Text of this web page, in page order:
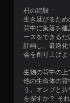
村の建設
生き延びるた
背中に集落を
ースをできる
計画し、最適
会を創り上げよ
生物の背中の上
他の生命体の背
う。オンブと
を探すか？ そ